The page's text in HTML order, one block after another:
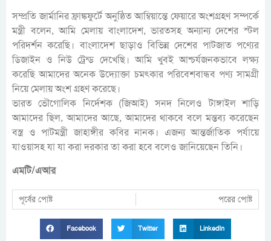
সম্প্রতি জার্মানির ফ্রাঙ্কফুর্টে অনুষ্ঠিত আম্বিয়ান্তে ফেয়ারে অংশগ্রহণ সম্পর্কে
মন্ত্রী বলেন, আমি মেলায় বাংলাদেশ, ভারতসহ অন্যান্য দেশের স্টল
পরিদর্শন করেছি। বাংলাদেশ ছাড়াও বিভিন্ন দেশের পাটজাত পণ্যের
ডিজাইন ও নিউ ট্রেন্ড দেখেছি। আমি খুবই আশ্চর্যজনকভাবে লক্ষ্য
করেছি আমাদের অনেক উদ্যোক্তা চমৎকার পরিবেশবান্ধব পণ্য সামগ্রী
নিয়ে মেলায় অংশ গ্রহণ করেছে।
ভারত ভৌগোলিক নির্দেশক (জিআই) সনদ নিলেও টাঙ্গাইল শাড়ি
আমাদের ছিল, আমাদের আছে, আমাদের থাকবে বলে মন্তব্য করেছেন
বস্ত্র ও পাটমন্ত্রী জাহাঙ্গীর কবির নানক। এজন্য আন্তর্জাতিক পর্যায়ে
যাওয়াসহ যা যা করা দরকার তা করা হবে বলেও জানিয়েছেন তিনি।
এমটি/এআর
পূর্বের পোষ্ট পরের পোষ্ট
Facebook Twitter LinkedIn